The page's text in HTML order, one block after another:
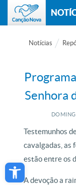
Open toolbar
Notícias
Senhora
Testemunhos
cavalgadas, as
estão entre os
A devoção a